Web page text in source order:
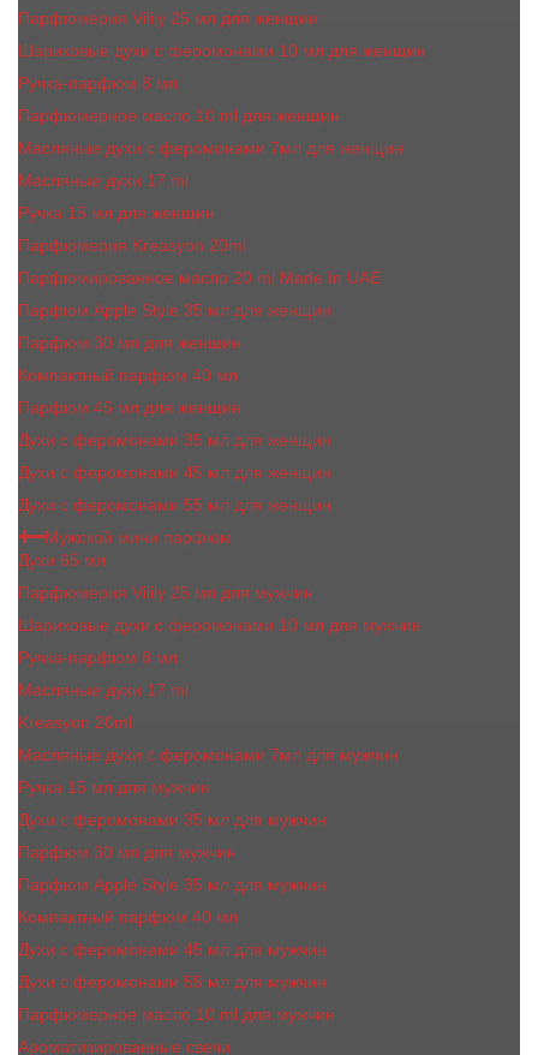
Парфюмерия Vilily 25 мл для женщин
Шариковые духи с феромонами 10 мл для женщин
Ручка-парфюм 8 мл
Парфюмерное масло 10 ml для женщин
Масляные духи c феромонами 7мл для женщин
Масляные духи 17 ml
Ручка 15 мл для женщин
Парфюмерия Kreasyon 20ml
Парфюмированное масло 20 ml Made In UAE
Парфюм Apple Style 35 мл для женщин
Парфюм 30 мл для женщин
Компактный парфюм 40 мл
Парфюм 45 мл для женщин
Духи с феромонами 35 мл для женщин
Духи с феромонами 45 мл для женщин
Духи с феромонами 55 мл для женщин
Мужской мини парфюм
Духи 65 мл
Парфюмерия Vilily 25 мл для мужчин
Шариковые духи с феромонами 10 мл для мужчин
Ручка-парфюм 8 мл
Масляные духи 17 ml
Kreasyon 20ml
Масляные духи c феромонами 7мл для мужчин
Ручка 15 мл для мужчин
Духи с феромонами 35 мл для мужчин
Парфюм 30 мл для мужчин
Парфюм Apple Style 35 мл для мужчин
Компактный парфюм 40 мл
Духи с феромонами 45 мл для мужчин
Духи с феромонами 55 мл для мужчин
Парфюмерное масло 10 ml для мужчин
Ароматизированные свечи